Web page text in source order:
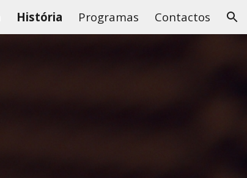
História Programas Contactos